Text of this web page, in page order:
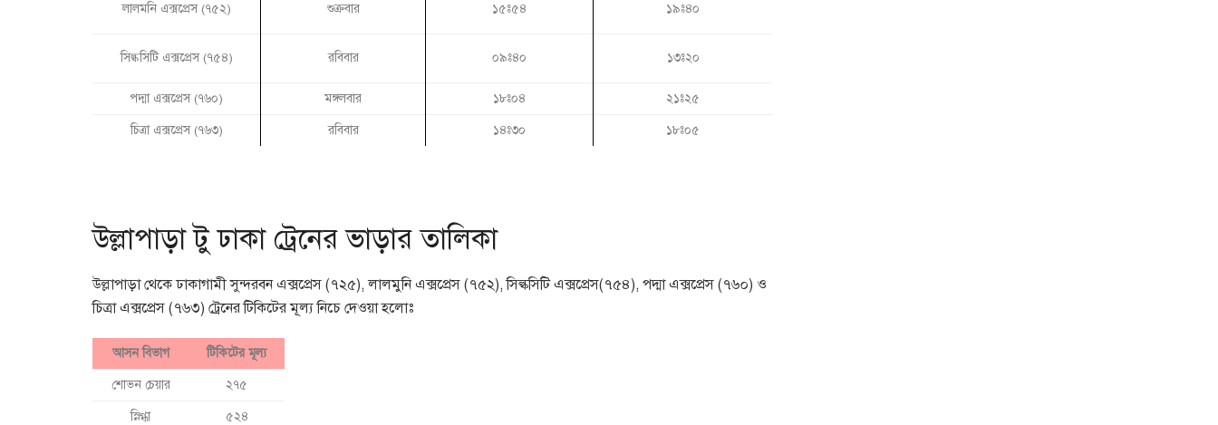
লালমনি এক্সপ্রেস (৭৫২) শুক্রবার ১৫ঃ৫৪ ১৯ঃ৪০
সিল্কসিটি এক্সপ্রেস (৭৫৪) রবিবার ০৯ঃ৪০ ১৩ঃ২০
পদ্মা এক্সপ্রেস (৭৬০) মঙ্গলবার ১৮ঃ০৪ ২১ঃ২৫
চিত্রা এক্সপ্রেস (৭৬৩) রবিবার ১৪ঃ৩০ ১৮ঃ০৫
উল্লাপাড়া টু ঢাকা ট্রেনের ভাড়ার তালিকা
উল্লাপাড়া থেকে ঢাকাগামী সুন্দরবন এক্সপ্রেস (৭২৫), লালমুনি এক্সপ্রেস (৭৫২), সিল্কসিটি এক্সপ্রেস(৭৫৪), পদ্মা এক্সপ্রেস (৭৬০) ও
চিত্রা এক্সপ্রেস (৭৬৩) ট্রেনের টিকিটের মূল্য নিচে দেওয়া হলোঃ
আসন বিভাগ টিকিটের মূল্য
শোভন চেয়ার ২৭৫
স্নিগ্ধা ৫২৪